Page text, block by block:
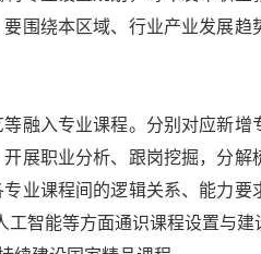
围绕本区域、行业产业发展趋
入专业课程。分别对应新增
展职业分析、跟岗挖掘，分解
业课程间的逻辑关系、能力要
智能等方面通识课程设置与